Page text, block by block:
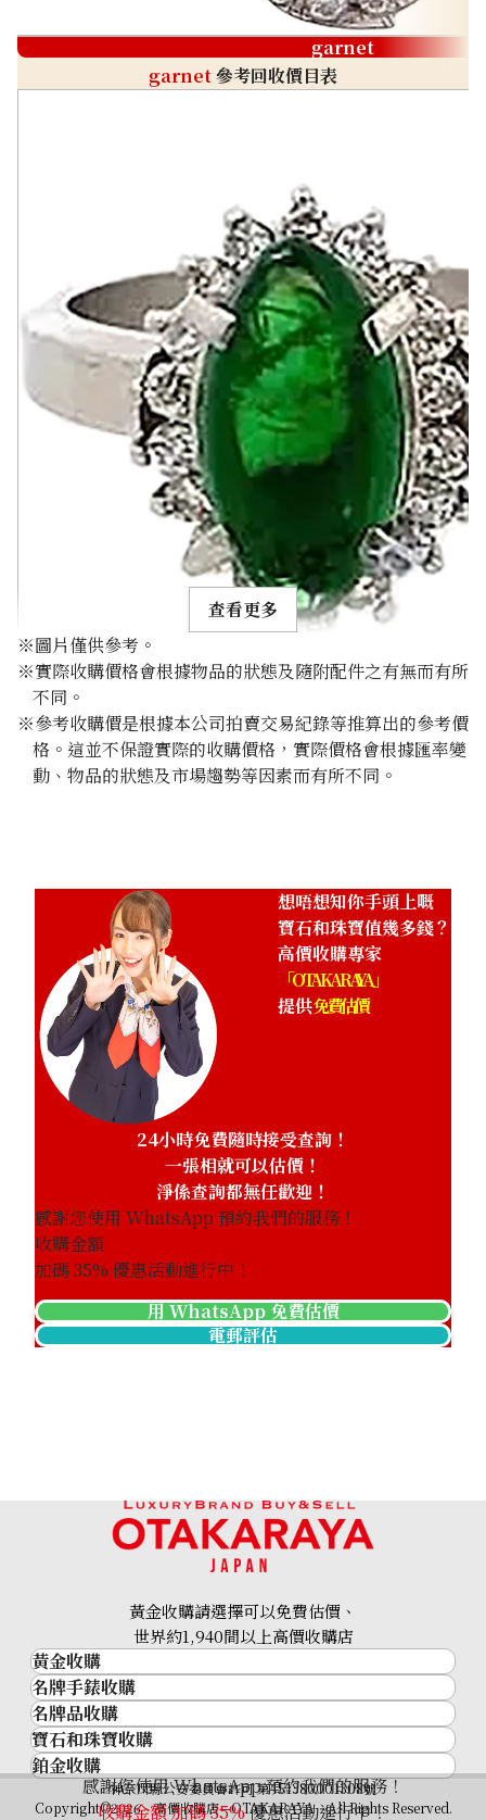
garnet
garnet參考回收價目表
Grossular garnet diamond ring 2.11ct
參考回收價
Garnet diamond ring 0.94ct
參考回收價
HKD 2,464.43
查看更多
※圖片僅供參考。
※實際收購價格會根據物品的狀態及隨附配件之有無而有所
不同。
※參考收購價是根據本公司拍賣交易紀錄等推算出的參考價
格。這並不保證實際的收購價格，實際價格會根據匯率變
動、物品的狀態及市場趨勢等因素而有所不同。
想唔想知你手頭上嘅
寶石和珠寶值幾多錢？
高價收購專家
「OTAKARAYA」
提供免費估價
24小時免費隨時接受查詢！
一張相就可以估價！
淨係查詢都無任歡迎！
感謝您使用 WhatsApp 預約我們的服務！
收購金額
加碼35% 優惠活動進行中！
用 WhatsApp 免費估價
電郵評估
感謝您使用 WhatsApp 預約我們的服務！
收購金額 加碼35%優惠活動進行中！
黃金收購請選擇可以免費估價、
世界約1,940間以上高價收購店
黃金收購
黃金･金條
金條
金幣及銀幣
過去十年黃金價格
金飾
名牌手錶收購
名牌手錶收購
勞力士 (Rolex)
Patek Philippe
Audemars Piguet
名牌品收購
名牌品收購
HERMES
LOUIS VUITTON
寶石和珠寶收購
寶石和珠寶
鉑金收購
神奈川縣公安委員會許可 第451380001308號
Copyright©2026 高價收購店—OTAKARAYA All Rights Reserved.